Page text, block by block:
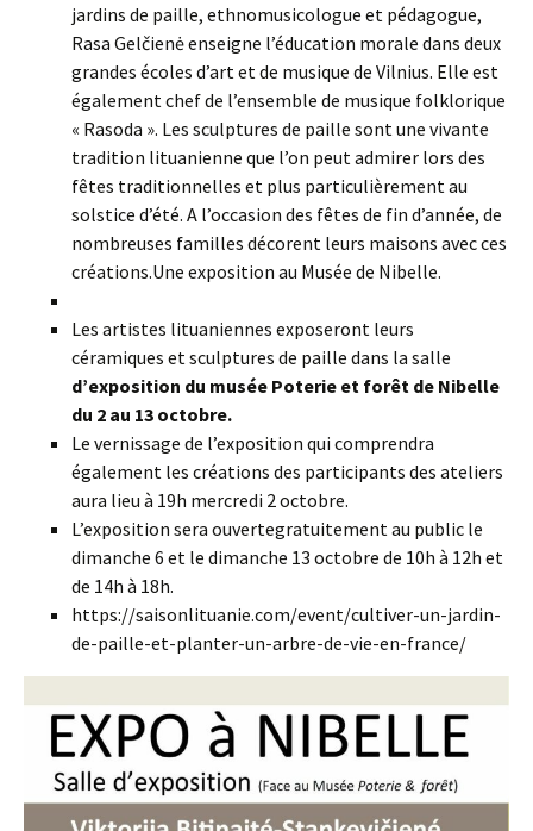
jardins de paille, ethnomusicologue et pédagogue,
Rasa Gelčienė enseigne l’éducation morale dans deux
grandes écoles d’art et de musique de Vilnius. Elle est
également chef de l’ensemble de musique folklorique
« Rasoda ». Les sculptures de paille sont une vivante
tradition lituanienne que l’on peut admirer lors des
fêtes traditionnelles et plus particulièrement au
solstice d’été. A l’occasion des fêtes de fin d’année, de
nombreuses familles décorent leurs maisons avec ces
créations.Une exposition au Musée de Nibelle.
Les artistes lituaniennes exposeront leurs
céramiques et sculptures de paille dans la salle
d’exposition du musée Poterie et forêt de Nibelle
du 2 au 13 octobre.
Le vernissage de l’exposition qui comprendra
également les créations des participants des ateliers
aura lieu à 19h mercredi 2 octobre.
L’exposition sera ouvertegratuitement au public le
dimanche 6 et le dimanche 13 octobre de 10h à 12h et
de 14h à 18h.
https://saisonlituanie.com/event/cultiver-un-jardin-
de-paille-et-planter-un-arbre-de-vie-en-france/